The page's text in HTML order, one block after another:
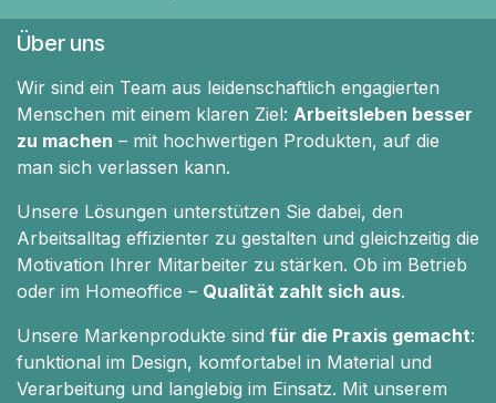
Über uns
Wir sind ein Team aus leidenschaftlich engagierten
Menschen mit einem klaren Ziel: Arbeitsleben besser
zu machen – mit hochwertigen Produkten, auf die
man sich verlassen kann.
Unsere Lösungen unterstützen Sie dabei, den
Arbeitsalltag effizienter zu gestalten und gleichzeitig die
Motivation Ihrer Mitarbeiter zu stärken. Ob im Betrieb
oder im Homeoffice – Qualität zahlt sich aus.
Unsere Markenprodukte sind für die Praxis gemacht:
funktional im Design, komfortabel in Material und
Verarbeitung und langlebig im Einsatz. Mit unserem